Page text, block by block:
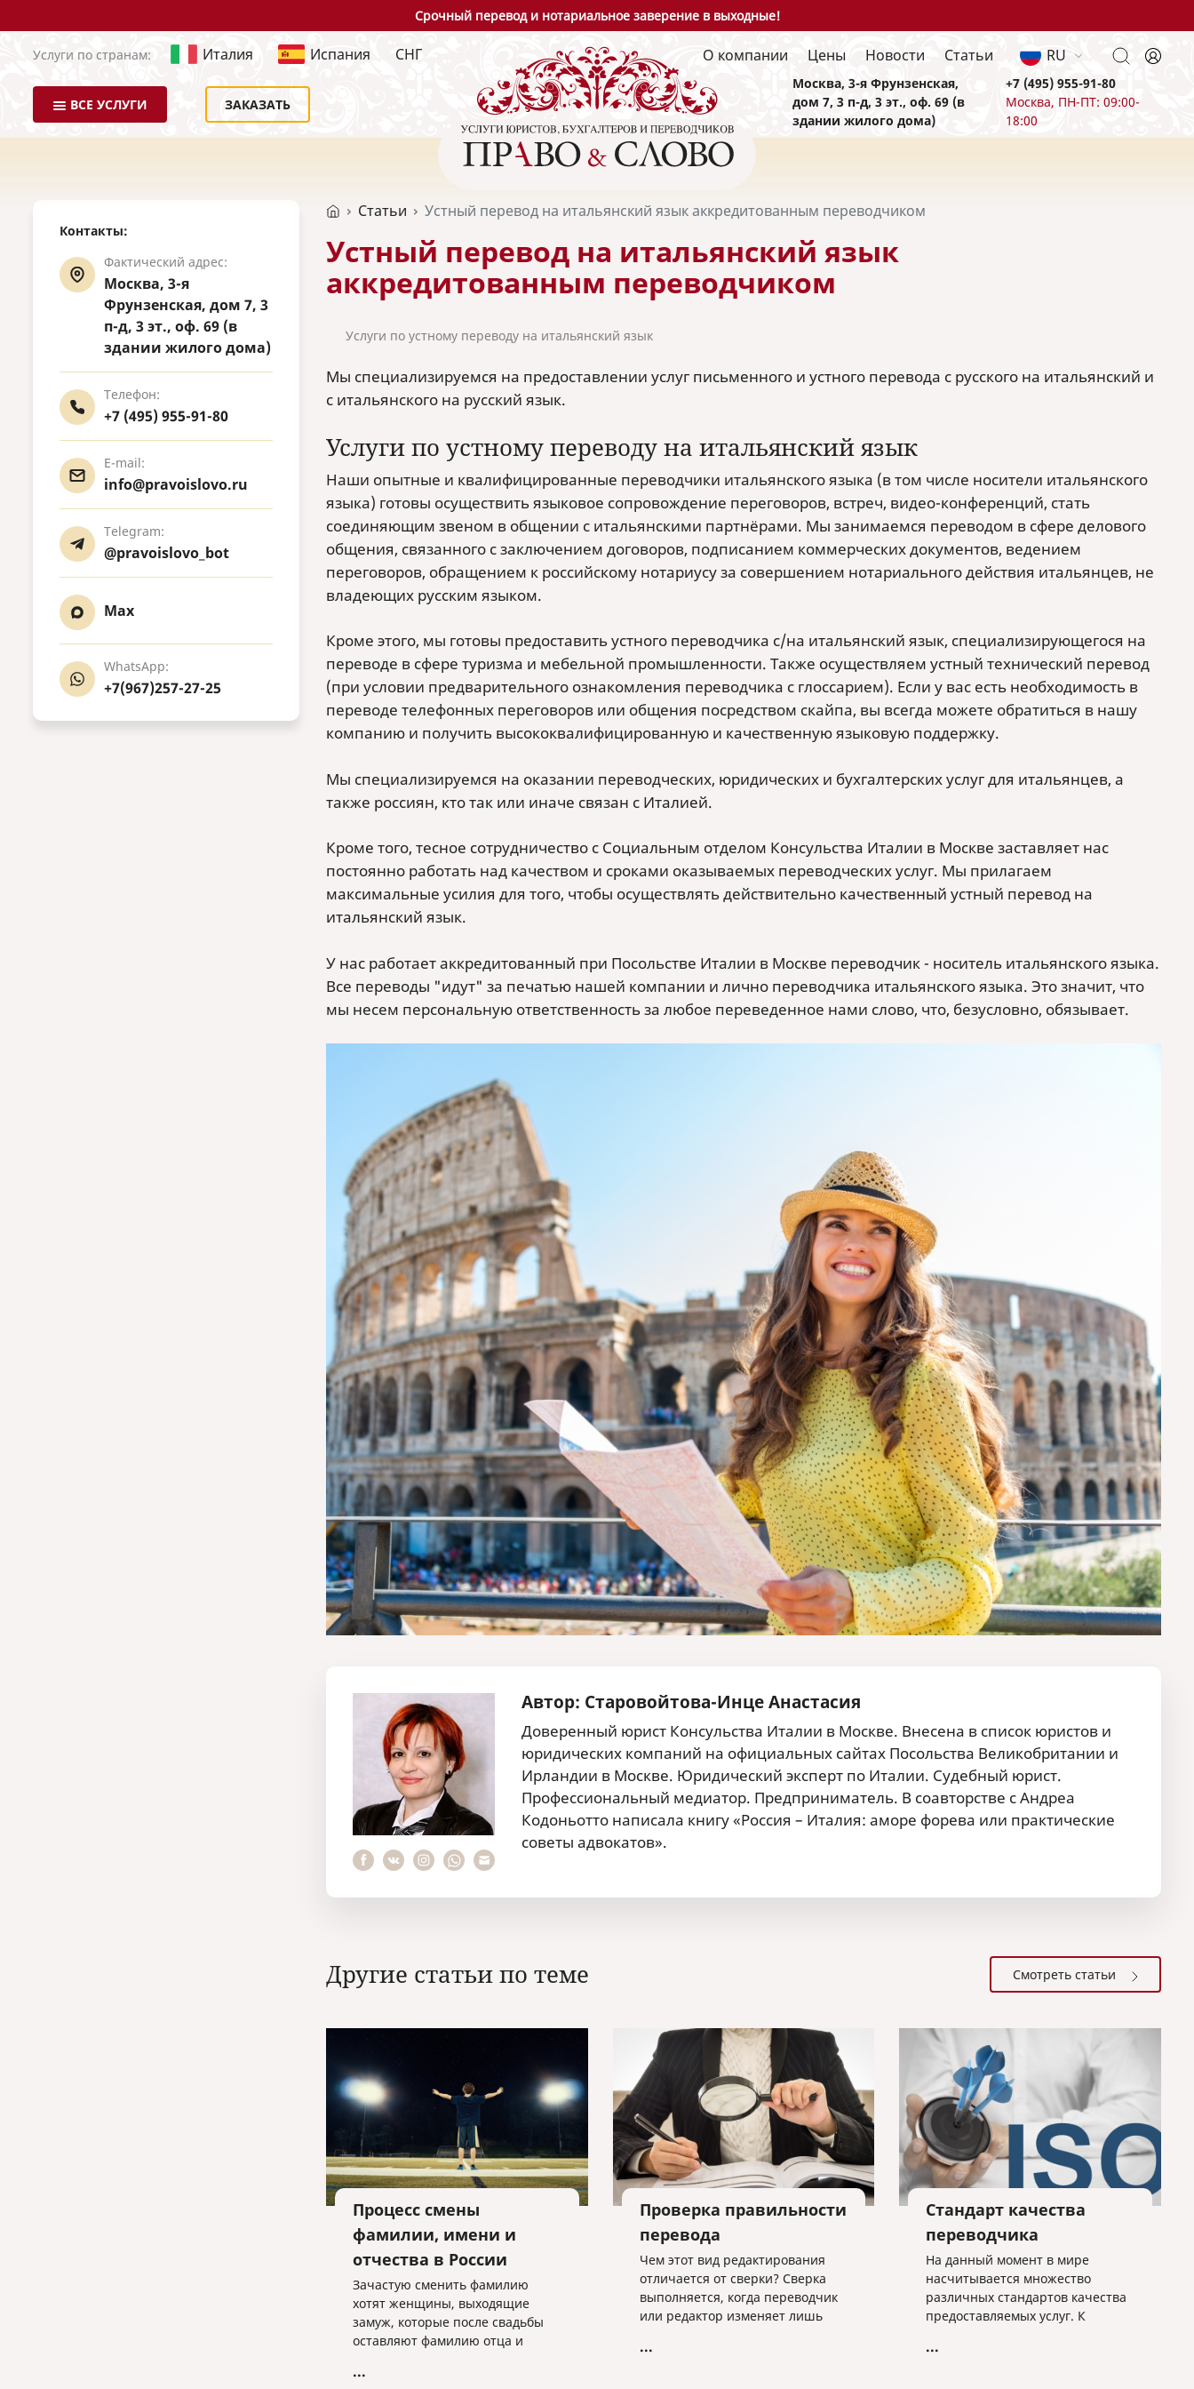
Срочный перевод и нотариальное заверение в выходные!
Услуги по странам: Италия Испания СНГ
ВСЕ УСЛУГИ ЗАКАЗАТЬ
О компании Цены Новости Статьи RU
Москва, 3-я Фрунзенская,
дом 7, 3 п-д, 3 эт., оф. 69 (в
здании жилого дома)
+7 (495) 955-91-80
Москва, ПН-ПТ: 09:00-
18:00
Контакты:
Фактический адрес:
Москва, 3-я
Фрунзенская, дом 7, 3
п-д, 3 эт., оф. 69 (в
здании жилого дома)
Телефон:
+7 (495) 955-91-80
E-mail:
info@pravoislovo.ru
Telegram:
@pravoislovo_bot
Max
WhatsApp:
+7(967)257-27-25
Статьи Устный перевод на итальянский язык аккредитованным переводчиком
Устный перевод на итальянский язык
аккредитованным переводчиком
Услуги по устному переводу на итальянский язык
Мы специализируемся на предоставлении услуг письменного и устного перевода с русского на итальянский и
с итальянского на русский язык.
Услуги по устному переводу на итальянский язык
Наши опытные и квалифицированные переводчики итальянского языка (в том числе носители итальянского
языка) готовы осуществить языковое сопровождение переговоров, встреч, видео-конференций, стать
соединяющим звеном в общении с итальянскими партнёрами. Мы занимаемся переводом в сфере делового
общения, связанного с заключением договоров, подписанием коммерческих документов, ведением
переговоров, обращением к российскому нотариусу за совершением нотариального действия итальянцев, не
владеющих русским языком.
Кроме этого, мы готовы предоставить устного переводчика с/на итальянский язык, специализирующегося на
переводе в сфере туризма и мебельной промышленности. Также осуществляем устный технический перевод
(при условии предварительного ознакомления переводчика с глоссарием). Если у вас есть необходимость в
переводе телефонных переговоров или общения посредством скайпа, вы всегда можете обратиться в нашу
компанию и получить высококвалифицированную и качественную языковую поддержку.
Мы специализируемся на оказании переводческих, юридических и бухгалтерских услуг для итальянцев, а
также россиян, кто так или иначе связан с Италией.
Кроме того, тесное сотрудничество с Социальным отделом Консульства Италии в Москве заставляет нас
постоянно работать над качеством и сроками оказываемых переводческих услуг. Мы прилагаем
максимальные усилия для того, чтобы осуществлять действительно качественный устный перевод на
итальянский язык.
У нас работает аккредитованный при Посольстве Италии в Москве переводчик - носитель итальянского языка.
Все переводы "идут" за печатью нашей компании и лично переводчика итальянского языка. Это значит, что
мы несем персональную ответственность за любое переведенное нами слово, что, безусловно, обязывает.
Автор: Старовойтова-Инце Анастасия
Доверенный юрист Консульства Италии в Москве. Внесена в список юристов и
юридических компаний на официальных сайтах Посольства Великобритании и
Ирландии в Москве. Юридический эксперт по Италии. Судебный юрист.
Профессиональный медиатор. Предприниматель. В соавторстве с Андреа
Кодоньотто написала книгу «Россия – Италия: аморе форева или практические
советы адвокатов».
Другие статьи по теме Смотреть статьи
Процесс смены
фамилии, имени и
отчества в России
Зачастую сменить фамилию
хотят женщины, выходящие
замуж, которые после свадьбы
оставляют фамилию отца и
...
Проверка правильности
перевода
Чем этот вид редактирования
отличается от сверки? Сверка
выполняется, когда переводчик
или редактор изменяет лишь
имена собственные, даты, числа
...
Стандарт качества
переводчика
На данный момент в мире
насчитывается множество
различных стандартов качества
предоставляемых услуг. К
деятельности относятся два из
...